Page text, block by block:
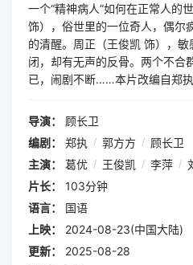
一个“精神病人”如何在正常人的
饰），俗世里的一位奇人，偶尔
的清醒。周正（王俊凯 饰），
闭，却有无声的反骨。两个不合
已，闹剧不断……本片改编自郑执
导演：
顾长卫
编剧：
郑执 / 郭方方 / 顾长卫
主演：
葛优 / 王俊凯 / 李萍 /
片长：
103分钟
语言：
国语
上映：
2024-08-23(中国大陆)
更新：
2025-08-28